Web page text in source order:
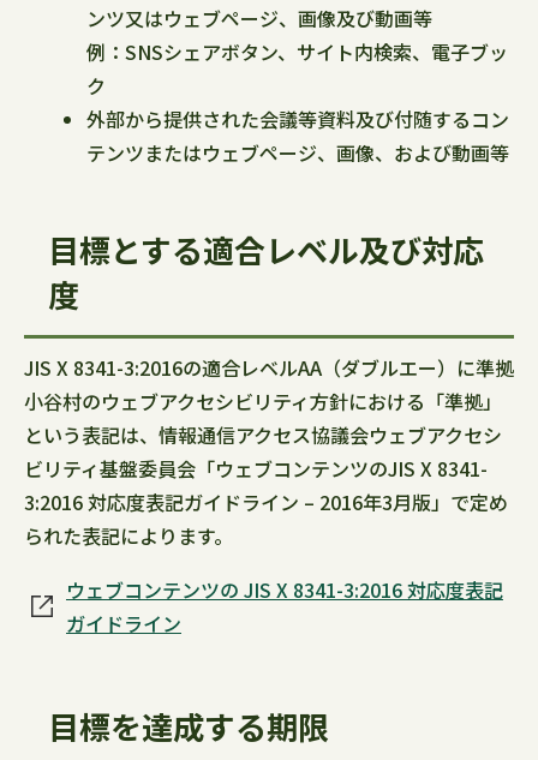
ンツ又はウェブページ、画像及び動画等
例：SNSシェアボタン、サイト内検索、電子ブッ
ク
外部から提供された会議等資料及び付随するコン
テンツまたはウェブページ、画像、および動画等
目標とする適合レベル及び対応
度
JIS X 8341-3:2016の適合レベルAA（ダブルエー）に準拠
小谷村のウェブアクセシビリティ方針における「準拠」
という表記は、情報通信アクセス協議会ウェブアクセシ
ビリティ基盤委員会「ウェブコンテンツのJIS X 8341-
3:2016 対応度表記ガイドライン – 2016年3月版」で定め
られた表記によります。
ウェブコンテンツの JIS X 8341-3:2016 対応度表記
ガイドライン
目標を達成する期限